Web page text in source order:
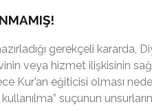
gerekçeli kararda,
veya hizmet ilişkisinin
Kur’an eğiticisi olması
suçunun